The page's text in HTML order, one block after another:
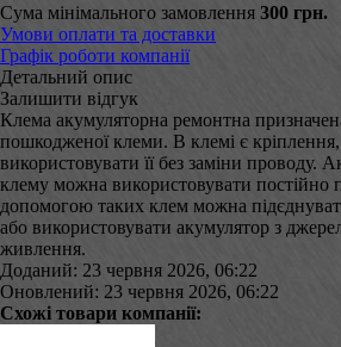
Сума мінімального замовлення 300 грн.
Умови оплати та доставки
Графік роботи компанії
Детальний опис
Залишити відгук
Клема акумуляторна ремонтна
пошкодженої клеми. В клемі є
використовувати її без заміни проводу.
клему можна використовувати постійно
допомогою таких клем можна
або використовувати акумулятор з
живлення.
Доданий: 23 червня 2026, 06:22
Оновлений: 23 червня 2026, 06:22
Схожі товари компанії: